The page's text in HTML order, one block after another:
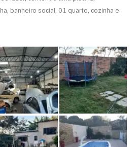
banheiro social, 01 quarto, cozinha e